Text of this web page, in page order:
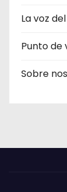
La voz
Punto de
Sobre